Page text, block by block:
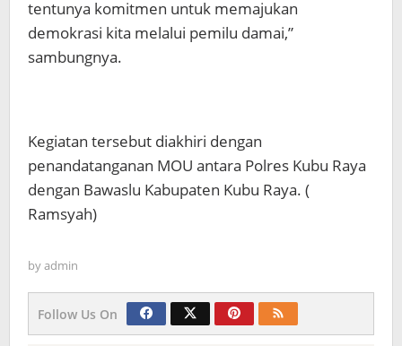
tentunya komitmen untuk memajukan
demokrasi kita melalui pemilu damai,”
sambungnya.
Kegiatan tersebut diakhiri dengan
penandatanganan MOU antara Polres Kubu Raya
dengan Bawaslu Kabupaten Kubu Raya. (
Ramsyah)
byadmin
Follow Us On